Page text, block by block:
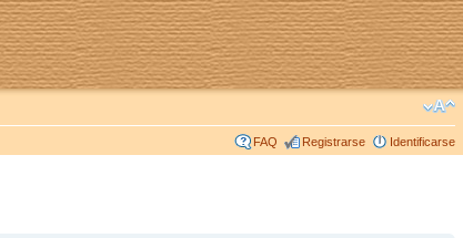
FAQ Registrarse Identificarse